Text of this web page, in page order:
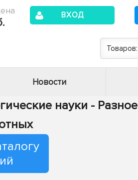
ВХОД
Товаров:
Новости
науки - Разное